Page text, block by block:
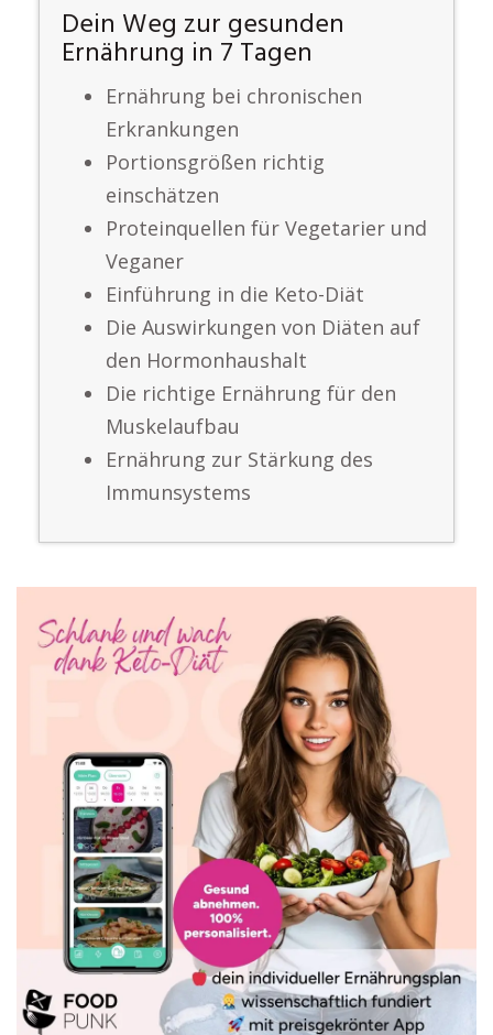
Dein Weg zur gesunden
Ernährung in 7 Tagen
Ernährung bei chronischen
Erkrankungen
Portionsgrößen richtig
einschätzen
Proteinquellen für Vegetarier und
Veganer
Einführung in die Keto-Diät
Die Auswirkungen von Diäten auf
den Hormonhaushalt
Die richtige Ernährung für den
Muskelaufbau
Ernährung zur Stärkung des
Immunsystems